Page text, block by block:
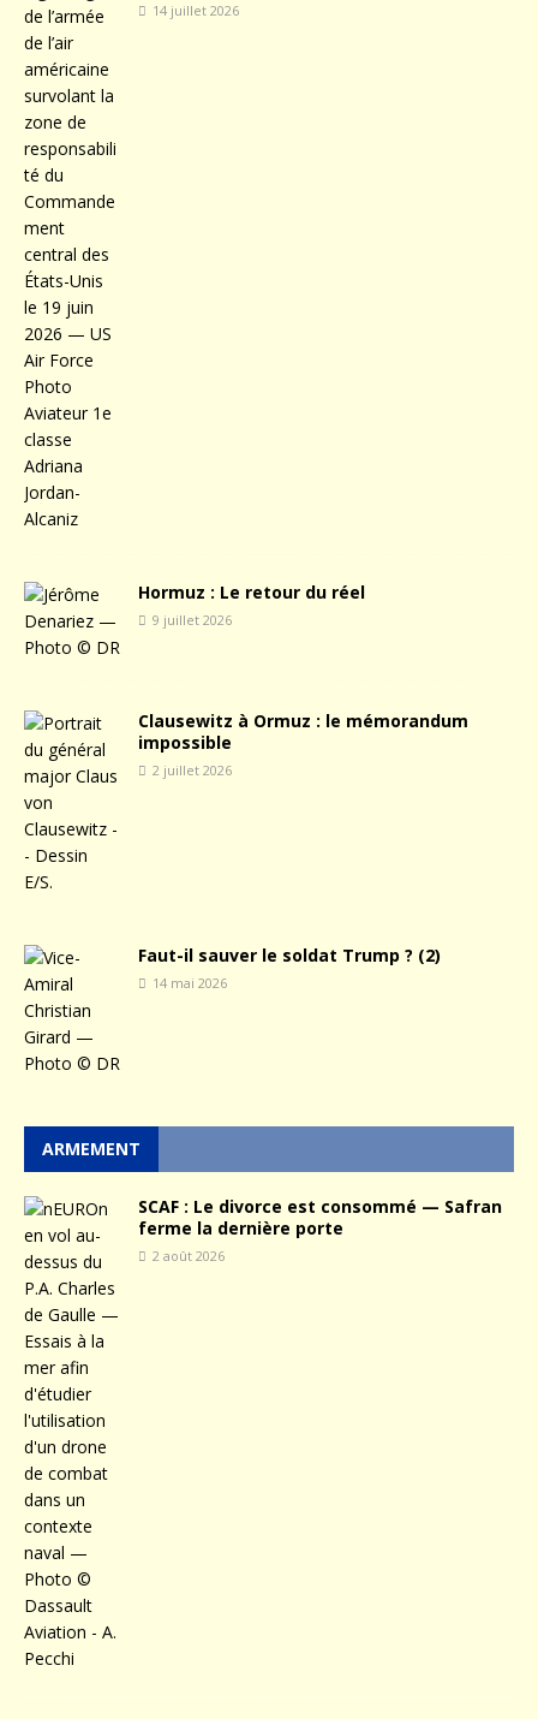
14 juillet 2026
Hormuz : Le retour du réel
9 juillet 2026
Clausewitz à Ormuz : le mémorandum
impossible
2 juillet 2026
Faut-il sauver le soldat Trump ? (2)
14 mai 2026
ARMEMENT
SCAF : Le divorce est consommé — Safran
ferme la dernière porte
2 août 2026